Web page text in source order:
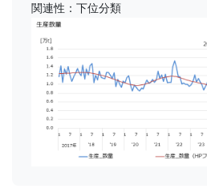
関連性：下位分類